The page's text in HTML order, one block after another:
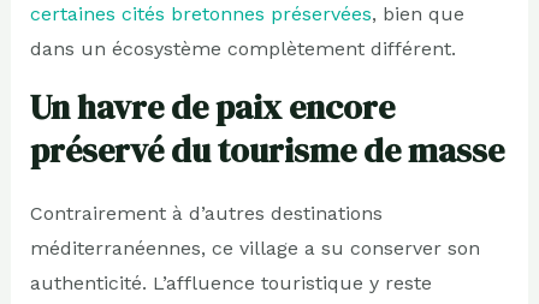
certaines cités bretonnes préservées, bien que
dans un écosystème complètement différent.
Un havre de paix encore
préservé du tourisme de masse
Contrairement à d’autres destinations
méditerranéennes, ce village a su conserver son
authenticité. L’affluence touristique y reste